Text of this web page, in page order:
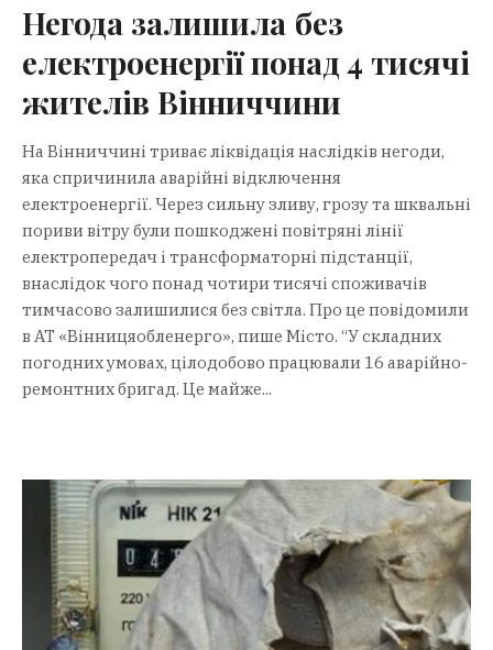
Негода залишила без
електроенергії понад 4 тисячі
жителів Вінниччини
На Вінниччині триває ліквідація наслідків негоди,
яка спричинила аварійні відключення
електроенергії. Через сильну зливу, грозу та шквальні
пориви вітру були пошкоджені повітряні лінії
електропередач і трансформаторні підстанції,
внаслідок чого понад чотири тисячі споживачів
тимчасово залишилися без світла. Про це повідомили
в АТ «Вінницяобленерго», пише Місто. “У складних
погодних умовах, цілодобово працювали 16 аварійно-
ремонтних бригад. Це майже...